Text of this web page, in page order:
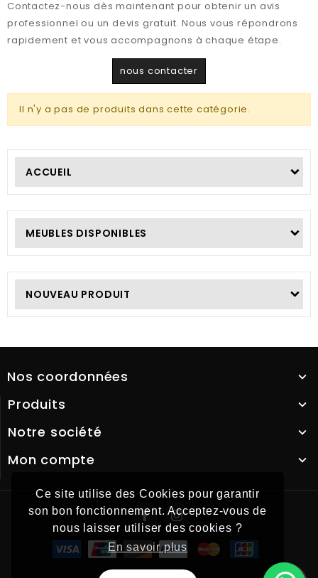
Ce site utilise des Cookies pour garantir
son bon fonctionnement. Acceptez-vous de
nous laisser utiliser des cookies ?
En savoir plus
ACCUEIL
MEUBLES DISPONIBLES
NOUVEAU PRODUIT
Contactez-nous dès maintenant pour obtenir un avis
professionnel ou un devis gratuit. Nous vous répondrons
rapidement et vous accompagnons à chaque étape.
nous contacter
Il n'y a pas de produits dans cette catégorie.
Nos coordonnées
Produits
Notre société
Mon compte